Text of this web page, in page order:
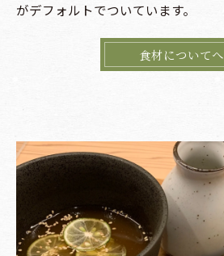
がデフォルトでついています。
食材についてへ